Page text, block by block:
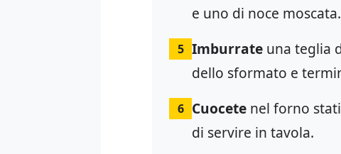
e uno di noce moscata.
5 Imburrate una teglia
dello sformato e
6 Cuocete nel forno
di servire in tavola.